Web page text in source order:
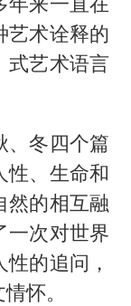
艺术诠释的
式艺术语言
、冬四个篇
性、生命和
然的相互融
一次对世界
的追问，
怀。